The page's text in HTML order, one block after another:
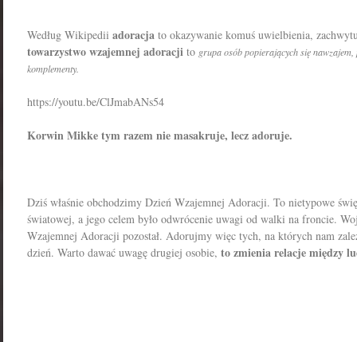
Według Wikipedii adoracja to okazywanie komuś uwielbienia,
towarzystwo wzajemnej adoracji to grupa osób popierających się
komplementy.
https://youtu.be/ClJmabANs54
Korwin Mikke tym razem nie masakruje, lecz adoruje.
Dziś właśnie obchodzimy Dzień Wzajemnej Adoracji. To nietypowe
światowej, a jego celem było odwrócenie uwagi od walki na froncie.
Wzajemnej Adoracji pozostał. Adorujmy więc tych, na których nam
dzień. Warto dawać uwagę drugiej osobie, to zmienia relacje między